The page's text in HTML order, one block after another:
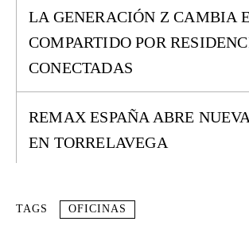
LA GENERACIÓN Z CAMBIA
COMPARTIDO POR
CONECTADAS
REMAX ESPAÑA ABRE
EN TORRELAVEGA
TAGS OFICINAS